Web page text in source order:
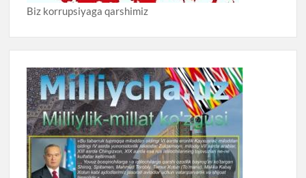
Biz korrupsiyaga qarshimiz